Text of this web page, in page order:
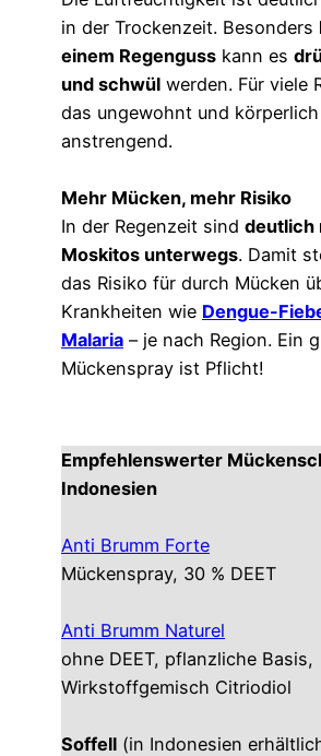
in der Trockenzeit. Besonders
einem Regenguss kann es
und schwül werden. Für viele
das ungewohnt und körperlich
anstrengend.
Mehr Mücken, mehr Risiko
In der Regenzeit sind deutlich
Moskitos unterwegs. Damit
das Risiko für durch Mücken
Krankheiten wie Dengue-
Malaria – je nach Region. Ein
Mückenspray ist Pflicht!
Empfehlenswerter
Indonesien
Anti Brumm Forte
Mückenspray, 30 % DEET
Anti Brumm Naturel
ohne DEET, pflanzliche Basis,
Wirkstoffgemisch Citriodiol
Soffell (in Indonesien